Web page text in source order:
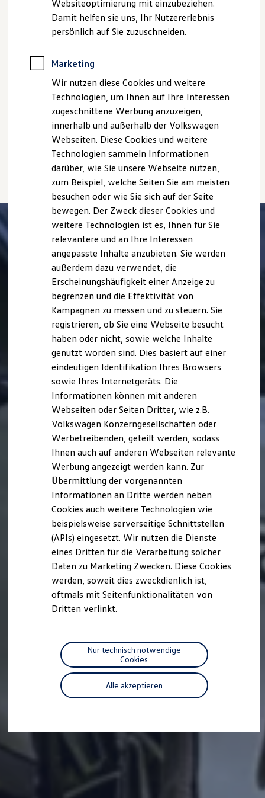
Elektrofahrzeugkonzepte
ID. EVERY1
Reichweite
Rekuperation
Laden unterwegs
Laden Zuhause
Ladestationen finden
Ladezeitensimulator
Batterie
Sicherheit
Nachhaltigkeit
Technologie
Kosten und Kauf
Verbrauchskosten
Kaufoptionen
E-Auto-Förderung
Software und Konnektivität
Die ID. Software 6
ID. Software Versionen und Updates
Digitale Extras
Schnittstellen zu Ihrem ID.
Marke und Erlebnis
Volkswagen R und R Experience
R-Modelle
R Experience
Driving Experience
Volkswagen entdecken
Werkbesichtigung
Lifestyle Shop
T-Roc Kollektion
Golf Kollektion
Volkswagen Kollektion
R-Kollektion
GTI Kollektion
Fußball Drop
we drive football
#wedriveproud
Besitzer und Service
myVolkswagen
Software Updates
Service und Ersatzteile
Inspektion und HU/AU
Reparaturen und Checks
Motorenöl und Flüssigkeiten
Räder und Reifen
Pannen- und Unfallhilfe
Economy Service
Volkswagen Teile
Zubehör
Modellspezifisches Zubehör
Individualisieren
Wallbox und Ladekabel
Digitale Extras
Dienste für Ihr Modell finden
Volkswagen Apps, Login und Shop
Handy und Fahrzeug verbinden
Vorgängermodelle
Kundeninformationen
Volkswagen Kundenbetreuung
Warn- und Kontrollleuchten
Assistenzsysteme
Digitale Betriebsanleitung
Bitte beachten Sie auch unseren Konfigurator für eine
Übersicht der aktuell verfügbaren Modelle und Ausstattungen.
Die angegebenen Verbrauchs- und Emissionswerte beziehen
des Angebots, sondern dienen allein Vergleichszwecken
Zusatzausstattungen und Zubehör(Anbauteile, Reifenformat
usw.) können relevante Fahrzeugparameter, wie z. B.Gewicht,
Rollwiderstand und Aerodynamik verändern und neben
Witterungs- und Verkehrsbedingungen sowie dem
individuellen Fahrverhalten den Kraftstoffverbrauch, den
Stromverbrauch, die CO₂-Emissionen und die
Fahrleistungswerte eines Fahrzeugs beeinflussen.
Websiteoptimierung mit einzubeziehen.
Damit helfen sie uns, Ihr Nutzererlebnis
persönlich auf Sie zuzuschneiden.
Marketing
Wir nutzen diese Cookies und weitere
Technologien, um Ihnen auf Ihre Interessen
zugeschnittene Werbung anzuzeigen,
innerhalb und außerhalb der Volkswagen
Webseiten. Diese Cookies und weitere
Technologien sammeln Informationen
darüber, wie Sie unsere Webseite nutzen,
zum Beispiel, welche Seiten Sie am meisten
besuchen oder wie Sie sich auf der Seite
bewegen. Der Zweck dieser Cookies und
weitere Technologien ist es, Ihnen für Sie
relevantere und an Ihre Interessen
angepasste Inhalte anzubieten. Sie werden
außerdem dazu verwendet, die
Erscheinungshäufigkeit einer Anzeige zu
begrenzen und die Effektivität von
Kampagnen zu messen und zu steuern. Sie
registrieren, ob Sie eine Webseite besucht
haben oder nicht, sowie welche Inhalte
genutzt worden sind. Dies basiert auf einer
eindeutigen Identifikation Ihres Browsers
sowie Ihres Internetgeräts. Die
Informationen können mit anderen
Webseiten oder Seiten Dritter, wie z.B.
Volkswagen Konzerngesellschaften oder
Werbetreibenden, geteilt werden, sodass
Ihnen auch auf anderen Webseiten relevante
Werbung angezeigt werden kann. Zur
Übermittlung der vorgenannten
Informationen an Dritte werden neben
Cookies auch weitere Technologien wie
beispielsweise serverseitige Schnittstellen
(APIs) eingesetzt. Wir nutzen die Dienste
eines Dritten für die Verarbeitung solcher
Daten zu Marketing Zwecken. Diese Cookies
werden, soweit dies zweckdienlich ist,
oftmals mit Seitenfunktionalitäten von
Dritten verlinkt.
Alle akzeptieren
Nur technisch notwendige
Cookies